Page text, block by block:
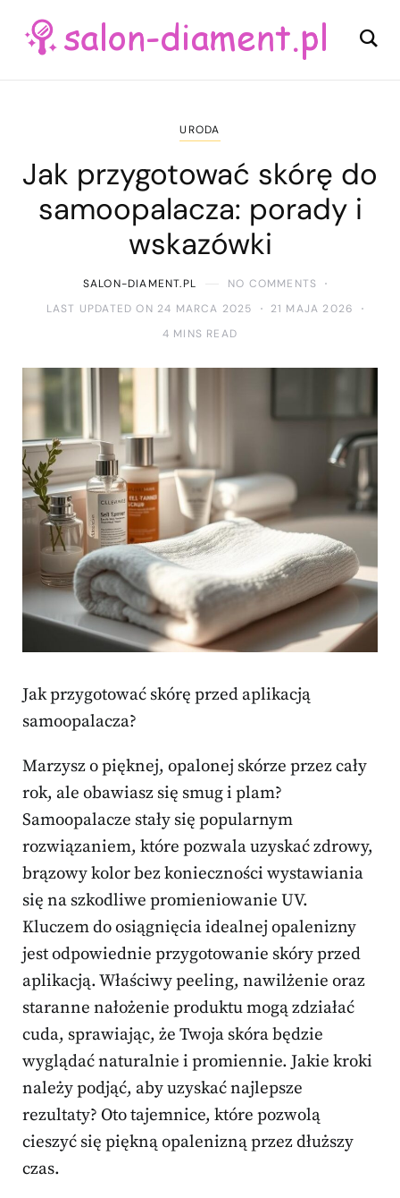
URODA
Jak przygotować skórę do
samoopalacza: porady i
wskazówki
SALON-DIAMENT.PL
NO COMMENTS
LAST UPDATED ON 24 MARCA 2025
21 MAJA 2026
4 MINS READ
Jak przygotować skórę przed aplikacją
samoopalacza?
Marzysz o pięknej, opalonej skórze przez cały
rok, ale obawiasz się smug i plam?
Samoopalacze stały się popularnym
rozwiązaniem, które pozwala uzyskać zdrowy,
brązowy kolor bez konieczności wystawiania
się na szkodliwe promieniowanie UV.
Kluczem do osiągnięcia idealnej opalenizny
jest odpowiednie przygotowanie skóry przed
aplikacją. Właściwy peeling, nawilżenie oraz
staranne nałożenie produktu mogą zdziałać
cuda, sprawiając, że Twoja skóra będzie
wyglądać naturalnie i promiennie. Jakie kroki
należy podjąć, aby uzyskać najlepsze
rezultaty? Oto tajemnice, które pozwolą
cieszyć się piękną opalenizną przez dłuższy
czas.